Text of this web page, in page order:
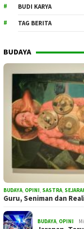
BUDI KARYA
TAG BERITA
BUDAYA
BUDAYA OPINI SASTRA
Guru, Seniman dan
BUDAYA OPINI